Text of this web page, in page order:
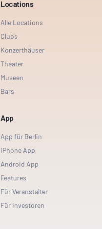
Locations
Alle Locations
Clubs
Konzerthäuser
Theater
Museen
Bars
App
App für Berlin
iPhone App
Android App
Features
Für Veranstalter
Für Investoren